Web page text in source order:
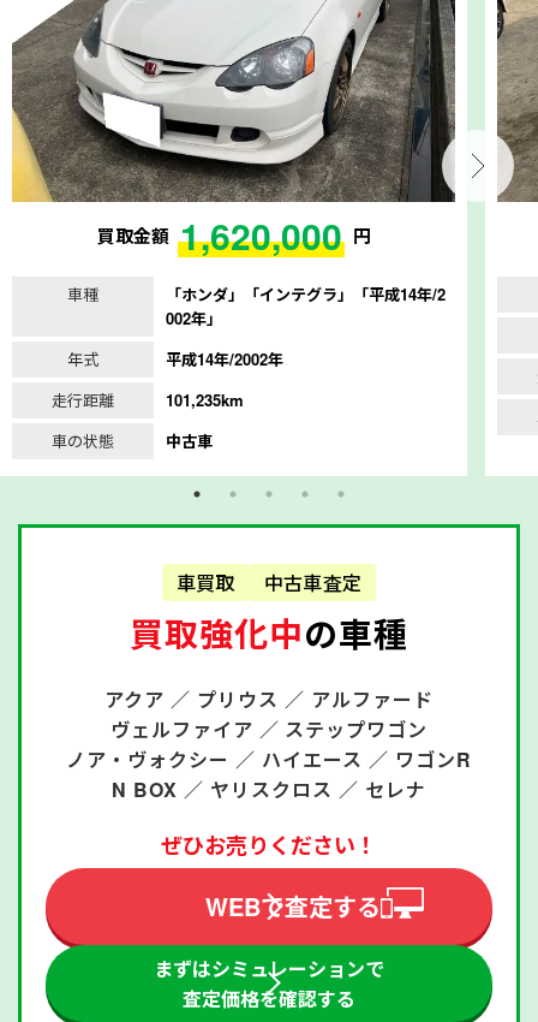
買取金額 1,620,000 円
車種
「ホンダ」「インテグラ」「平成14年/2
002年」
年式
平成14年/2002年
走行距離
101,235km
車の状態
中古車
車買取 中古車査定
買取強化中の車種
アクア ／ プリウス ／ アルファード
ヴェルファイア ／ ステップワゴン
ノア・ヴォクシー ／ ハイエース ／ ワゴンR
N BOX ／ ヤリスクロス ／ セレナ
ぜひお売りください！
WEBで査定する
まずはシミュレーションで
査定価格を確認する